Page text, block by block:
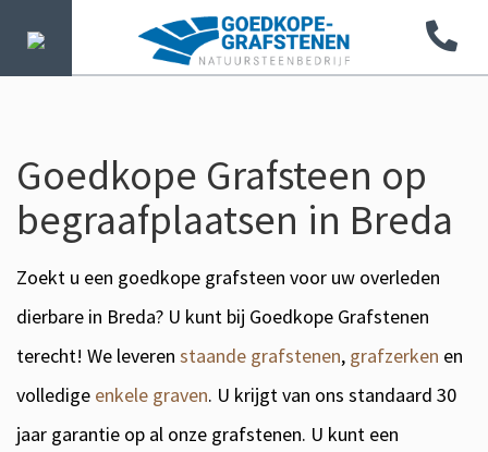
Goedkope Grafsteen op
begraafplaatsen in Breda
Zoekt u een goedkope grafsteen voor uw overleden
dierbare in Breda? U kunt bij Goedkope Grafstenen
terecht! We leveren staande grafstenen, grafzerken en
volledige enkele graven. U krijgt van ons standaard 30
jaar garantie op al onze grafstenen. U kunt een